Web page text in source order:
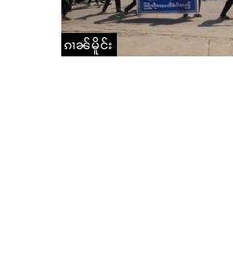
ၵၢၼ်မိူင်း